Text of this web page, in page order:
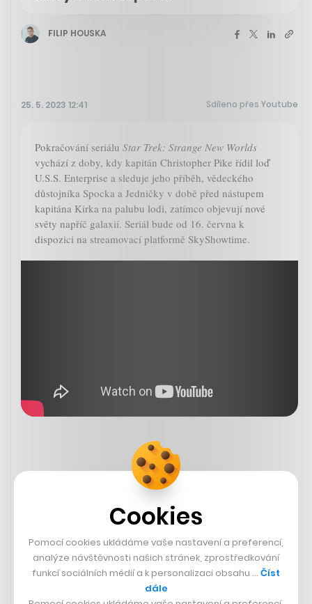
FILIP HOUSKA
25. 5. 2023 12:41 Sdíleno přes Youtube
Pokračování seriálu Star Trek: Strange New Worlds
vychází z doby, kdy kapitán Christopher Pike řídil loď
U.S.S. Enterprise a sleduje jeho příběh, vědeckého
důstojníka Spocka a Jedničky v době před nástupem
kapitána Kirka na palubu lodi, zatímco objevují nové
světy napříč galaxií. Seriál bude od 16. června k
dispozici na streamovací platformě SkyShowtime.
Cookies
Pomocí cookies ukládáme vaše nastavení a preferencí,
analýze návštěvnosti našich stránek, zprostředkování
funkcí sociálních médií a k personalizaci obsahu … Číst
dále